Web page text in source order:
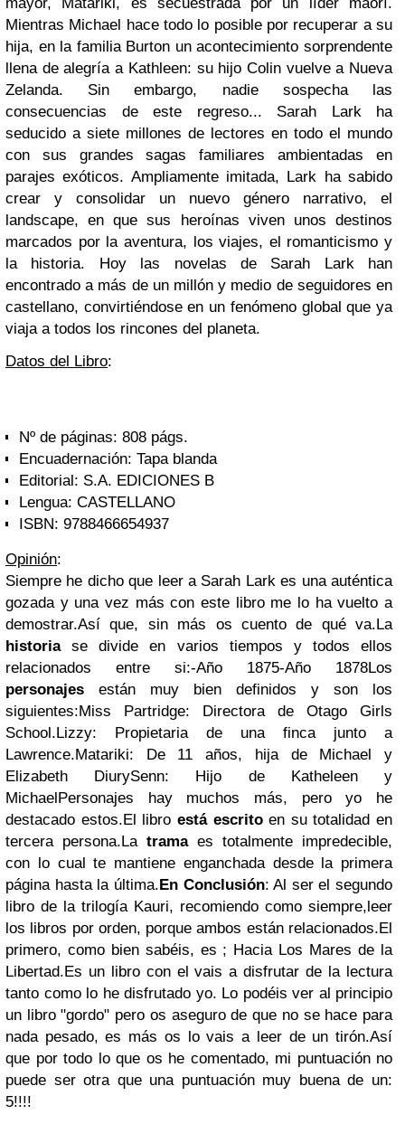
Mientras Michael hace todo lo posible por recuperar a su
hija, en la familia Burton un acontecimiento sorprendente
llena de alegría a Kathleen: su hijo Colin vuelve a Nueva
Zelanda. Sin embargo, nadie sospecha las
consecuencias de este regreso... Sarah Lark ha
seducido a siete millones de lectores en todo el mundo
con sus grandes sagas familiares ambientadas en
parajes exóticos. Ampliamente imitada, Lark ha sabido
crear y consolidar un nuevo género narrativo, el
landscape, en que sus heroínas viven unos destinos
marcados por la aventura, los viajes, el romanticismo y
la historia. Hoy las novelas de Sarah Lark han
encontrado a más de un millón y medio de seguidores en
castellano, convirtiéndose en un fenómeno global que ya
viaja a todos los rincones del planeta.
Datos del Libro:
Nº de páginas: 808 págs.
Encuadernación: Tapa blanda
Editorial: S.A. EDICIONES B
Lengua: CASTELLANO
ISBN: 9788466654937
Opinión:
Siempre he dicho que leer a Sarah Lark es una auténtica
gozada y una vez más con este libro me lo ha vuelto a
demostrar.Así que, sin más os cuento de qué va.La
historiase divide en varios tiempos y todos ellos
relacionados entre si:-Año 1875-Año 1878Los
personajes están muy bien definidos y son los
siguientes:Miss Partridge: Directora de Otago Girls
School.Lizzy: Propietaria de una finca junto a
Lawrence.Matariki: De 11 años, hija de Michael y
Elizabeth DiurySenn: Hijo de Katheleen y
MichaelPersonajes hay muchos más, pero yo he
destacado estos.El libro está escritoen su totalidad en
tercera persona.La tramaes totalmente impredecible,
con lo cual te mantiene enganchada desde la primera
página hasta la última. En Conclusión: Al ser el segundo
libro de la trilogía Kauri, recomiendo como siempre,leer
los libros por orden, porque ambos están relacionados.El
primero, como bien sabéis, es ; Hacia Los Mares de la
Libertad.Es un libro con el vais a disfrutar de la lectura
tanto como lo he disfrutado yo. Lo podéis ver al principio
un libro "gordo" pero os aseguro de que no se hace para
nada pesado, es más os lo vais a leer de un tirón.Así
que por todo lo que os he comentado, mi puntuación no
puede ser otra que una puntuación muy buena de un:
5!!!!